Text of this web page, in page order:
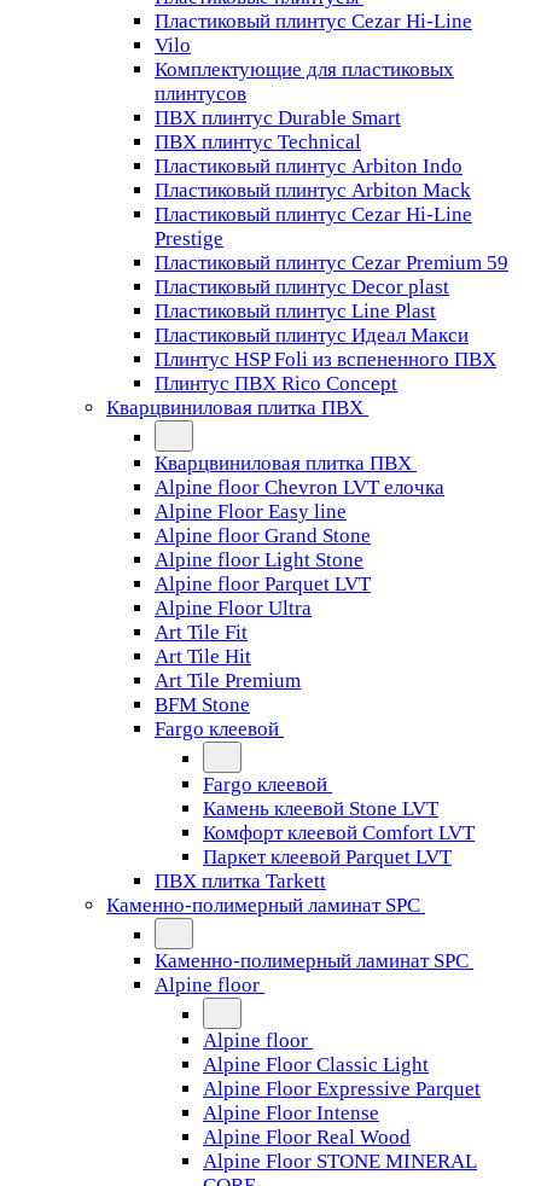
Пластиковый плинтус Cezar Hi-Line
Vilo
Комплектующие для пластиковых
плинтусов
ПВХ плинтус Durable Smart
ПВХ плинтус Technical
Пластиковый плинтус Arbiton Indo
Пластиковый плинтус Arbiton Mack
Пластиковый плинтус Cezar Hi-Line
Prestige
Пластиковый плинтус Cezar Premium 59
Пластиковый плинтус Decor plast
Пластиковый плинтус Line Plast
Пластиковый плинтус Идеал Макси
Плинтус HSP Foli из вспененного ПВХ
Плинтус ПВХ Rico Concept
Кварцвиниловая плитка ПВХ
Кварцвиниловая плитка ПВХ
Alpine floor Chevron LVT елочка
Alpine Floor Easy line
Alpine floor Grand Stone
Alpine floor Light Stone
Alpine floor Parquet LVT
Alpine Floor Ultra
Art Tile Fit
Art Tile Hit
Art Tile Premium
BFM Stone
Fargo клеевой
Fargo клеевой
Камень клеевой Stone LVT
Комфорт клеевой Comfort LVT
Паркет клеевой Parquet LVT
ПВХ плитка Tarkett
Каменно-полимерный ламинат SPC
Каменно-полимерный ламинат SPC
Alpine floor
Alpine floor
Alpine Floor Classic Light
Alpine Floor Expressive Parquet
Alpine Floor Intense
Alpine Floor Real Wood
Alpine Floor STONE MINERAL